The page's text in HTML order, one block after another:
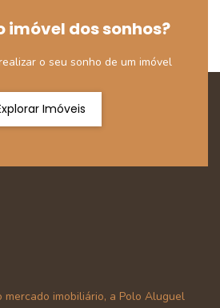
imóvel dos sonhos?
o seu sonho de um imóvel
Imóveis
mercado imobiliário, a Polo Aluguel